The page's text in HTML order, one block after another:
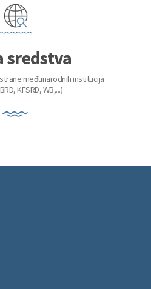
sredstva
međunarodnih institucija
KFSRD, WB,...)